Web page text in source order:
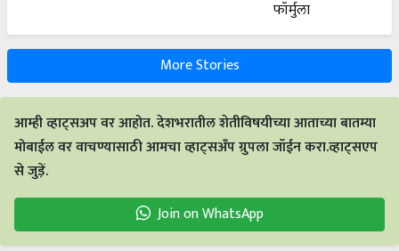
More Stories
आम्ही व्हाट्सअप वर आहोत. देशभरातील शेतीविषयीच्या आताच्या बातम्या
मोबाईल वर वाचण्यासाठी आमचा व्हाट्सअँप ग्रुपला जॉईन करा.व्हाट्सएप
से जुड़ें.
Join on WhatsApp